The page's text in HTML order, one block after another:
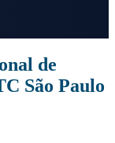
de
São Paulo